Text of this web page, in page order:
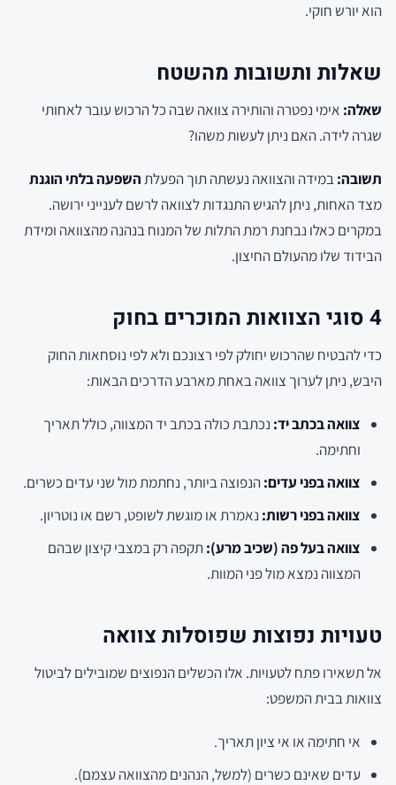
הוא יורש חוקי.
שאלות ותשובות מהשטח
שאלה: אימי נפטרה והותירה צוואה שבה כל הרכוש עובר לאחותי
שגרה לידה. האם ניתן לעשות משהו?
תשובה:במידה והצוואה נעשתה תוך הפעלתהשפעה בלתי הוגנת
מצד האחות, ניתן להגיש התנגדות לצוואה לרשם לענייני ירושה.
במקרים כאלו נבחנת רמת התלות של המנוח בנהנה מהצוואה ומידת
הבידוד שלו מהעולם החיצון.
4 סוגי הצוואות המוכרים בחוק
כדי להבטיח שהרכוש יחולק לפי רצונכם ולא לפי נוסחאות החוק
היבש, ניתן לערוך צוואה באחת מארבע הדרכים הבאות:
צוואה בכתב יד: נכתבת כולה בכתב יד המצווה, כולל תאריך
וחתימה.
צוואה בפני עדים:הנפוצה ביותר, נחתמת מול שני עדים כשרים.
צוואה בפני רשות: נאמרת או מוגשת לשופט, רשם או נוטריון.
צוואה בעל פה (שכיב מרע):תקפה רק במצבי קיצון שבהם
המצווה נמצא מול פני המוות.
טעויות נפוצות שפוסלות צוואה
אל תשאירו פתח לטעויות. אלו הכשלים הנפוצים שמובילים לביטול
צוואות בבית המשפט:
אי חתימה או אי ציון תאריך.
עדים שאינם כשרים (למשל, הנהנים מהצוואה עצמם).